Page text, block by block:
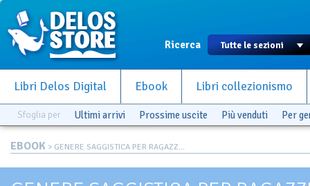
Ricerca
Libri Delos Digital Ebook Libri collezionismo
Sfoglia per Ultimi arrivi Prossime uscite Più venduti Per
EBOOK > GENERE SAGGISTICA PER RAGAZZ...